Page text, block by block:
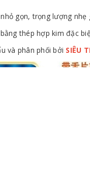
gọn, trọng lượng
thép hợp kim đặc
và phân phối bởi SIÊU